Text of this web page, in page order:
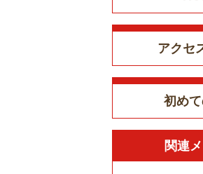
アクセ
初め
関連